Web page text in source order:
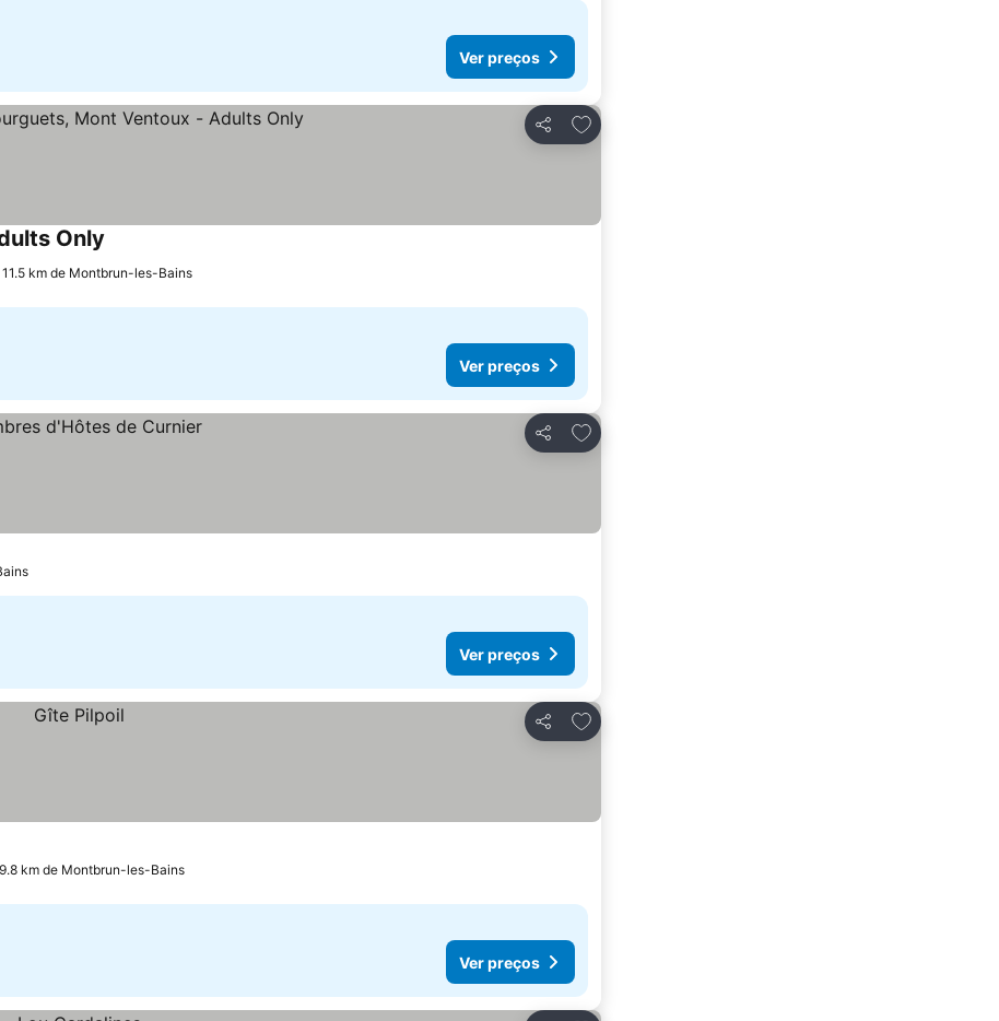
Ver preços
Partilhar
Adicionar aos favoritos
Only
km de Montbrun-les-Bains
Ver preços
Partilhar
Adicionar aos favoritos
Ver preços
Partilhar
Adicionar aos favoritos
km de Montbrun-les-Bains
Ver preços